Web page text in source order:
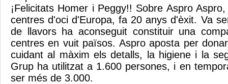
¡Felicitats Homer i Peggy!! Sobre Aspro
centres d'oci d'Europa, fa 20 anys d'èxit. Va
de llavors ha aconseguit constituir una
centres en vuit països. Aspro aposta per
cuidant al màxim els detalls, la higiene i la
Grup ha utilitzat a 1.600 persones, i en
ser més de 3.000.